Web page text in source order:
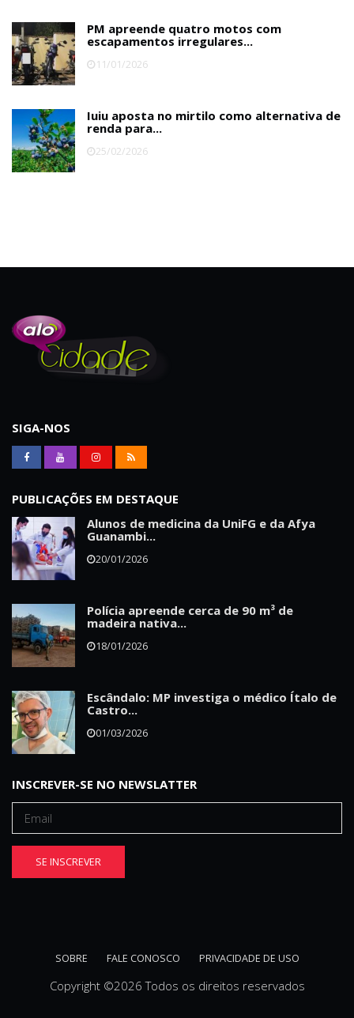
PM apreende quatro motos com
escapamentos irregulares...
11/01/2026
Iuiu aposta no mirtilo como alternativa de
renda para...
25/02/2026
SIGA-NOS
PUBLICAÇÕES EM DESTAQUE
Alunos de medicina da UniFG e da Afya
Guanambi...
20/01/2026
Polícia apreende cerca de 90 m³ de
madeira nativa...
18/01/2026
Escândalo: MP investiga o médico Ítalo de
Castro...
01/03/2026
INSCREVER-SE NO NEWSLATTER
SE INSCREVER
SOBRE FALE CONOSCO PRIVACIDADE DE USO
Copyright ©2026 Todos os direitos reservados